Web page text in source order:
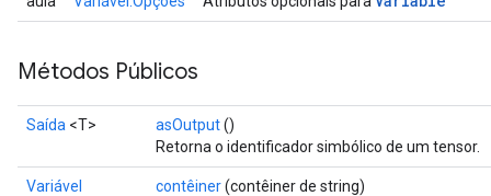
Métodos Públicos
Saída <T> asOutput()
Retorna o identificador simbólico de um tensor.
Variável
contêiner(contêiner de string)